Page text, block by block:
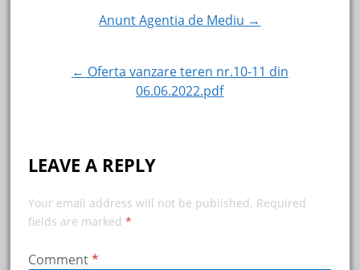
navigation
Anunt Agentia de Mediu →
← Oferta vanzare teren nr.10-11 din
06.06.2022.pdf
LEAVE A REPLY
Your email address will not be published. Required
fields are marked *
Comment*